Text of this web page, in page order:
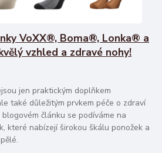
VoXX®, Boma®, Lonka® a
vzhled a zdravé nohy!
jen praktickým doplňkem
také důležitým prvkem péče o zdraví
článku se podíváme na
které nabízejí širokou škálu ponožek a